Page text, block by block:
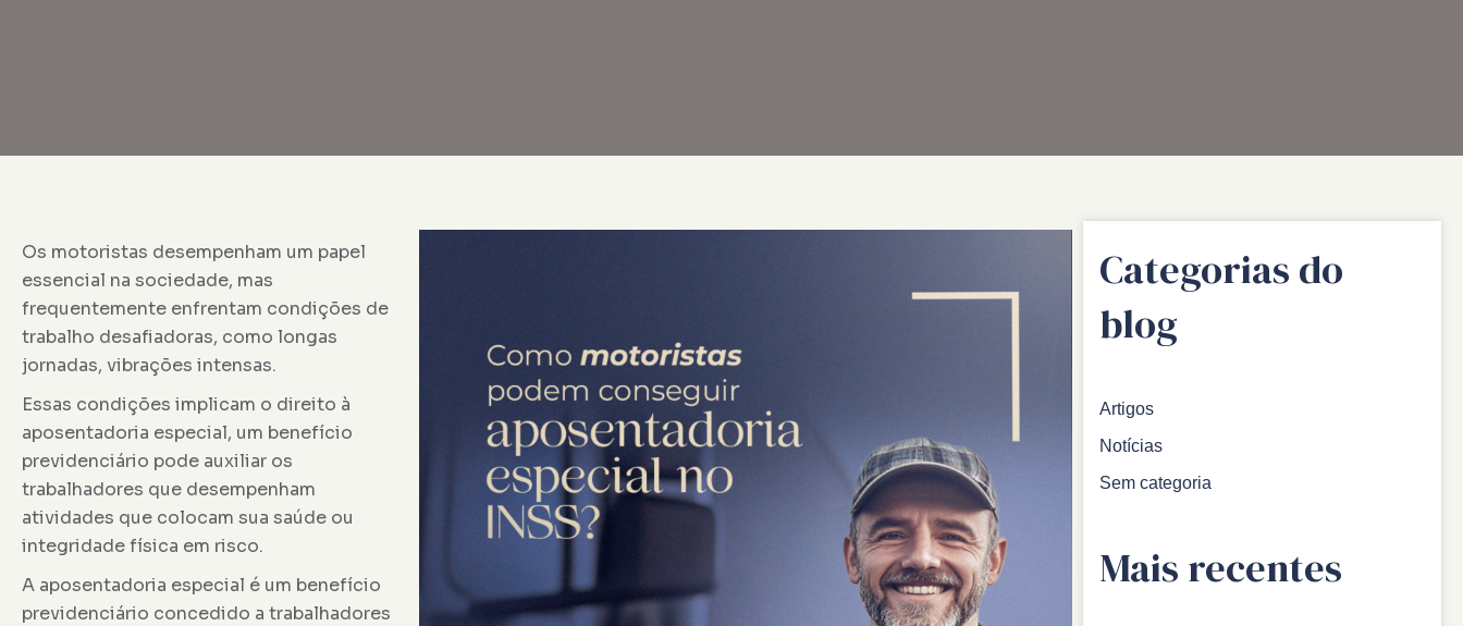
Os motoristas desempenham um papel
essencial na sociedade, mas
frequentemente enfrentam condições de
trabalho desafiadoras, como longas
jornadas, vibrações intensas.
Essas condições implicam o direito à
aposentadoria especial, um benefício
previdenciário pode auxiliar os
trabalhadores que desempenham
atividades que colocam sua saúde ou
integridade física em risco.
A aposentadoria especial é um benefício
previdenciário concedido a trabalhadores
Categorias do
blog
Artigos
Notícias
Sem categoria
Mais recentes